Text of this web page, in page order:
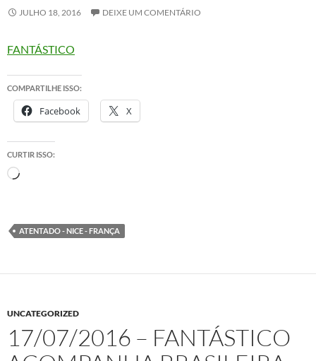
JULHO 18, 2016 DEIXE UM COMENTÁRIO
FANTÁSTICO
COMPARTILHE ISSO:
Facebook X
CURTIR ISSO:
Carregando...
ATENTADO - NICE - FRANÇA
UNCATEGORIZED
17/07/2016 – FANTÁSTICO